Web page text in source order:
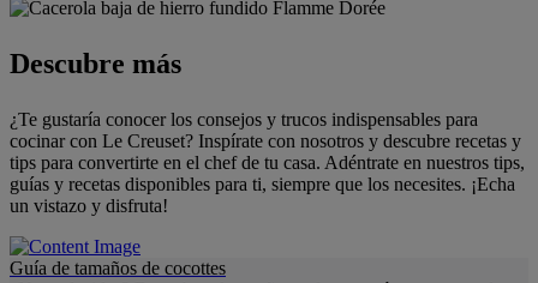
Descubre más
¿Te gustaría conocer los consejos y trucos indispensables para
cocinar con Le Creuset? Inspírate con nosotros y descubre recetas y
tips para convertirte en el chef de tu casa. Adéntrate en nuestros tips,
guías y recetas disponibles para ti, siempre que los necesites. ¡Echa
un vistazo y disfruta!
Guía de tamaños de cocottes